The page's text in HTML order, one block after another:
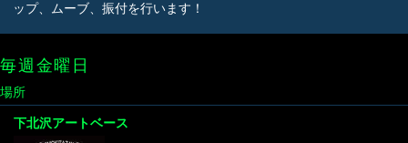
ップ、ムーブ、振付を行います！
毎週金曜日
場所
下北沢アートベース